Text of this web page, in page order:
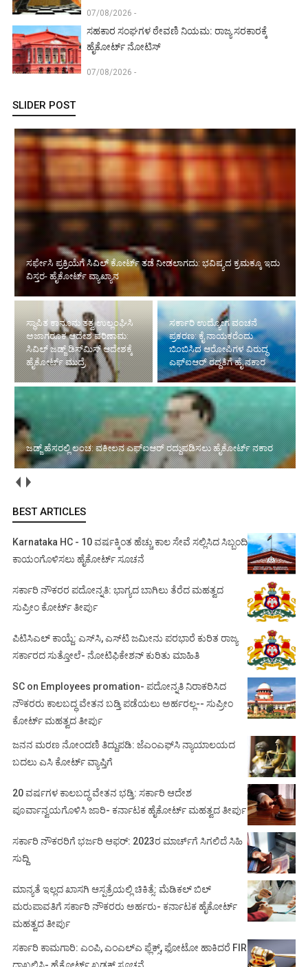
07/08/2026 -
ಸಹಕಾರ ಸಂಘಗಳ ಠೇವಣಿ ನಿಯಮ: ರಾಜ್ಯ ಸರಕಾರಕ್ಕೆ
ಹೈಕೋರ್ಟ್ ನೋಟಿಸ್
07/08/2026 -
SLIDER POST
ಸರ್ಫೇಸಿ ಪ್ರಕ್ರಿಯೆಗೆ ಸಿವಿಲ್ ಕೋರ್ಟ್ ತಡೆ ನೀಡಲಾಗದು: ಭವಿಷ್ಯದ ಕ್ರಮಕ್ಕೂ ಇದು
ವಿಸ್ತರ- ಹೈಕೋರ್ಟ್ ವ್ಯಾಖ್ಯಾನ
ಸ್ಥಾಪಿತ ಕಾನೂನು ತತ್ವ ಉಲ್ಲಂಘಿಸಿ
ಅಜಾಗರೂಕ ಆದೇಶ ಪರಿಣಾಮ:
ಸಿವಿಲ್ ಜಡ್ಜ್ ಡಿಸ್‌ಮಿಸ್ ಆದೇಶಕ್ಕೆ
ಹೈಕೋರ್ಟ್ ಮುದ್ರೆ
ಸರ್ಕಾರಿ ಉದ್ಯೋಗ ವಂಚನೆ
ಪ್ರಕರಣ: ಕೈ ನಾಯಕರೆಂದು
ಬಿಂಬಿಸಿದ ಆರೋಪಿಗಳ ವಿರುದ್ಧ
ಎಫ್‌ಐಆರ್ ರದ್ದತಿಗೆ ಹೈ ನಕಾರ
ಜಡ್ಜ್ ಹೆಸರಲ್ಲಿ ಲಂಚ: ವಕೀಲನ ಎಫ್‌ಐಆರ್ ರದ್ದುಪಡಿಸಲು ಹೈಕೋರ್ಟ್ ನಕಾರ
BEST ARTICLES
Karnataka HC - 10 ವರ್ಷಕ್ಕಿಂತ ಹೆಚ್ಚು ಕಾಲ ಸೇವೆ ಸಲ್ಲಿಸಿದ ಸಿಬ್ಬಂದಿ
ಕಾಯಂಗೊಳಿಸಲು ಹೈಕೋರ್ಟ್ ಸೂಚನೆ
ಸರ್ಕಾರಿ ನೌಕರರ ಪದೋನ್ನತಿ: ಭಾಗ್ಯದ ಬಾಗಿಲು ತೆರೆದ ಮಹತ್ವದ
ಸುಪ್ರೀಂ ಕೋರ್ಟ್ ತೀರ್ಪು
ಪಿಟಿಸಿಎಲ್ ಕಾಯ್ದೆ: ಎಸ್‌ಸಿ, ಎಸ್‌ಟಿ ಜಮೀನು ಪರಭಾರೆ ಕುರಿತ ರಾಜ್ಯ
ಸರ್ಕಾರದ ಸುತ್ತೋಲೆ- ನೋಟಿಫಿಕೇಶನ್‌ ಕುರಿತು ಮಾಹಿತಿ
SC on Employees promation- ಪದೋನ್ನತಿ ನಿರಾಕರಿಸಿದ
ನೌಕರರು ಕಾಲಬದ್ಧ ವೇತನ ಬಡ್ತಿ ಪಡೆಯಲು ಅರ್ಹರಲ್ಲ-- ಸುಪ್ರೀಂ
ಕೋರ್ಟ್ ಮಹತ್ವದ ತೀರ್ಪು
ಜನನ ಮರಣ ನೋಂದಣಿ ತಿದ್ದುಪಡಿ: ಜೆಎಂಎಫ್‌ಸಿ ನ್ಯಾಯಾಲಯದ
ಬದಲು ಎಸಿ ಕೋರ್ಟ್‌ ವ್ಯಾಪ್ತಿಗೆ
20 ವರ್ಷಗಳ ಕಾಲಬದ್ಧ ವೇತನ ಭಡ್ತಿ: ಸರ್ಕಾರಿ ಆದೇಶ
ಪೂರ್ವಾನ್ವಯಗೊಳಿಸಿ ಜಾರಿ- ಕರ್ನಾಟಕ ಹೈಕೋರ್ಟ್ ಮಹತ್ವದ ತೀರ್ಪು
ಸರ್ಕಾರಿ ನೌಕರರಿಗೆ ಭರ್ಜರಿ ಆಫರ್: 2023ರ ಮಾರ್ಚ್‌ಗೆ ಸಿಗಲಿದೆ ಸಿಹಿ
ಸುದ್ದಿ
ಮಾನ್ಯತೆ ಇಲ್ಲದ ಖಾಸಗಿ ಆಸ್ಪತ್ರೆಯಲ್ಲಿ ಚಿಕಿತ್ಸೆ: ಮೆಡಿಕಲ್ ಬಿಲ್
ಮರುಪಾವತಿಗೆ ಸರ್ಕಾರಿ ನೌಕರರು ಅರ್ಹರು- ಕರ್ನಾಟಕ ಹೈಕೋರ್ಟ್
ಮಹತ್ವದ ತೀರ್ಪು
ಸರ್ಕಾರಿ ಕಾಮಗಾರಿ: ಎಂಪಿ, ಎಂಎಲ್‌ಎ ಫ್ಲೆಕ್ಸ್‌, ಫೋಟೋ ಹಾಕಿದರೆ FIR